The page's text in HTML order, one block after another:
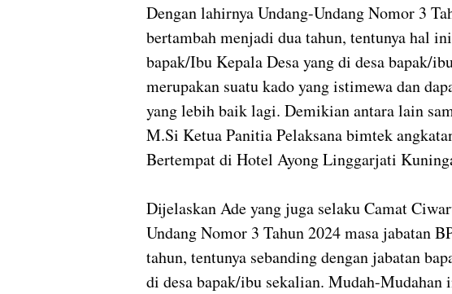
Dengan lahirnya Undang-Undang Nomor 3
bertambah menjadi dua tahun, tentunya hal
bapak/Ibu Kepala Desa yang di desa bapak/
merupakan suatu kado yang istimewa dan
yang lebih baik lagi. Demikian antara lain
M.Si Ketua Panitia Pelaksana bimtek
Bertempat di Hotel Ayong Linggarjati
Dijelaskan Ade yang juga selaku Camat
Undang Nomor 3 Tahun 2024 masa jabatan
tahun, tentunya sebanding dengan jabatan
di desa bapak/ibu sekalian. Mudah-Mudahan